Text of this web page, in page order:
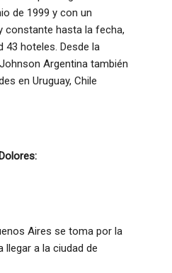
de 1999 y con un
constante hasta la fecha,
43 hoteles. Desde la
Argentina también
en Uruguay, Chile
de Dolores:
Aires se toma por la
llegar a la ciudad de